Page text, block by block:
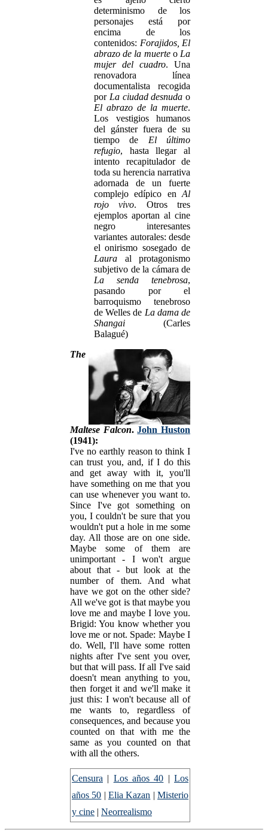
determinismo de los
personajes está por
encima de los
contenidos: Forajidos, El
abrazo de la muerteo La
mujer del cuadro. Una
renovadora línea
documentalista recogida
por La ciudad desnuda o
El abrazo de la muerte.
Los vestigios humanos
del gánster fuera de su
tiempo de El último
refugio, hasta llegar al
intento recapitulador de
toda su herencia narrativa
adornada de un fuerte
complejo edípico en Al
rojo vivo. Otros tres
ejemplos aportan al cine
negro interesantes
variantes autorales: desde
el onirismo sosegado de
Laura al protagonismo
subjetivo de la cámara de
La senda tenebrosa,
pasando por el
barroquismo tenebroso
de Welles de La dama de
Shangai (Carles
Balagué)
The
Maltese Falcon.John Huston
(1941):
I've no earthly reason to think I
can trust you, and, if I do this
and get away with it, you'll
have something on me that you
can use whenever you want to.
Since I've got something on
you, I couldn't be sure that you
wouldn't put a hole in me some
day. All those are on one side.
Maybe some of them are
unimportant - I won't argue
about that - but look at the
number of them. And what
have we got on the other side?
All we've got is that maybe you
love me and maybe I love you.
Brigid: You know whether you
love me or not. Spade: Maybe I
do. Well, I'll have some rotten
nights after I've sent you over,
but that will pass. If all I've said
doesn't mean anything to you,
then forget it and we'll make it
just this: I won't because all of
me wants to, regardless of
consequences, and because you
counted on that with me the
same as you counted on that
with all the others.
Censura | Los años 40 |Los
años 50 |Elia Kazan |Misterio
y cine | Neorrealismo